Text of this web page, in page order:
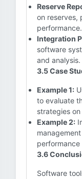
Reserve
on reserves,
performance.
Integration
software
and analysis.
3.5 Case
Example 1:
to evaluate
strategies
Example 2:
3.6
Software